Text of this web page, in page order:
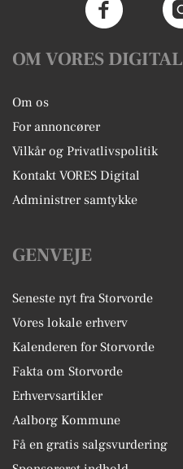
OM VORES DIGITAL
Om os
For annoncører
Vilkår og Privatlivspolitik
Kontakt VORES Digital
Administrer samtykke
GENVEJE
Seneste nyt fra Storvorde
Vores lokale erhverv
Kalenderen for Storvorde
Fakta om Storvorde
Erhvervsartikler
Aalborg Kommune
Få en gratis salgsvurdering